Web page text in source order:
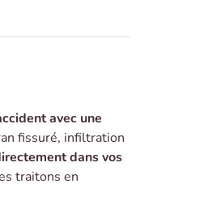
avec une
fissuré, infiltration
dans vos
traitons en